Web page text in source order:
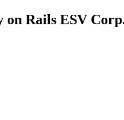
on Rails ESV